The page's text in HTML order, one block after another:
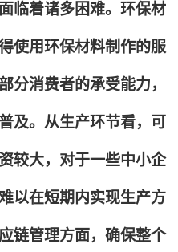
临着诸多困难。环保材
使用环保材料制作的服
分消费者的承受能力，
及。从生产环节看，可
较大，对于一些中小企
以在短期内实现生产方
链管理方面，确保整个